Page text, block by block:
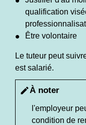
qualification
Être volontaire
Le tuteur peut
est salarié.
editÀ noter
l'employeur
condition de